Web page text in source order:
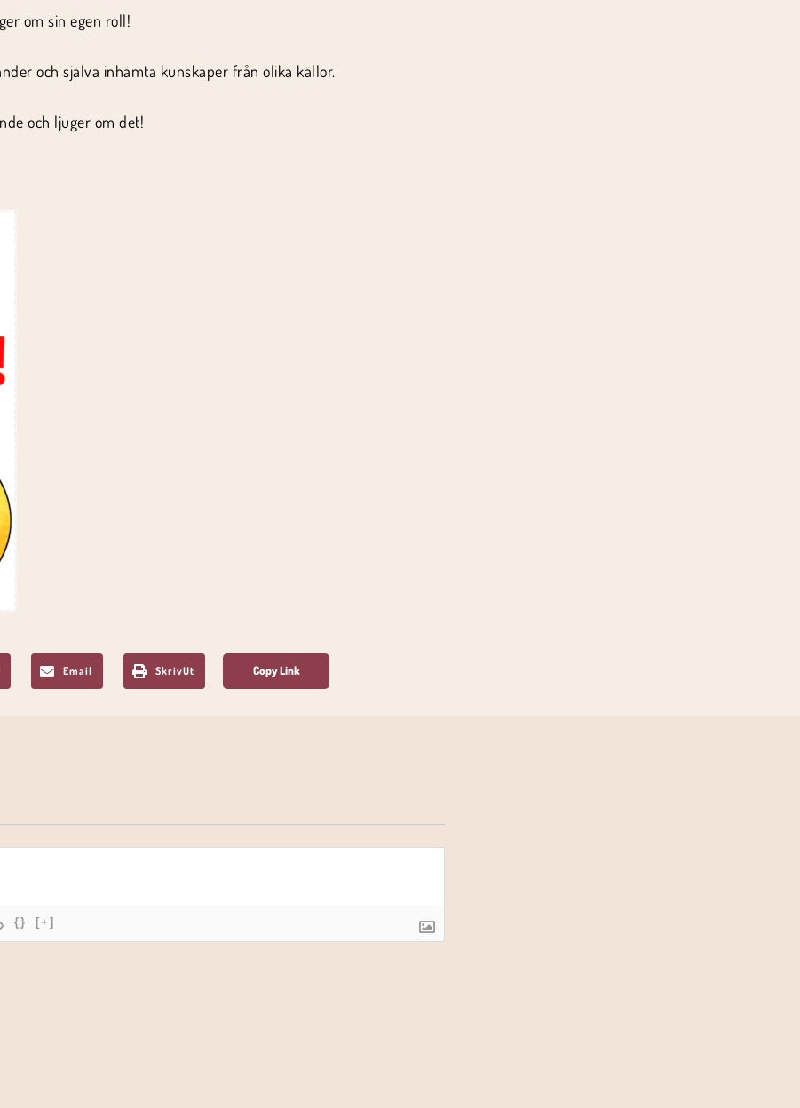
om sin egen roll!
och själva inhämta kunskaper från olika källor.
och ljuger om det!
Email SkrivUt
{} [+]